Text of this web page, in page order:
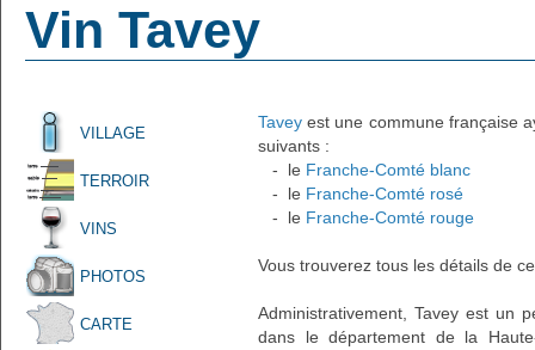
Vin Tavey
VILLAGE
TERROIR
VINS
PHOTOS
CARTE
Tavey est une commune française
suivants :
- le Franche-Comté blanc
- le Franche-Comté rosé
- le Franche-Comté rouge
Vous trouverez tous les détails de
Administrativement, Tavey est un
dans le département de la